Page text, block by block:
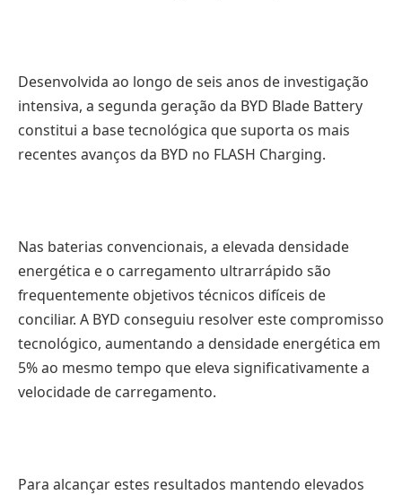
Desenvolvida ao longo de seis anos de investigação
intensiva, a segunda geração da BYD Blade Battery
constitui a base tecnológica que suporta os mais
recentes avanços da BYD no FLASH Charging.
Nas baterias convencionais, a elevada densidade
energética e o carregamento ultrarrápido são
frequentemente objetivos técnicos difíceis de
conciliar. A BYD conseguiu resolver este compromisso
tecnológico, aumentando a densidade energética em
5% ao mesmo tempo que eleva significativamente a
velocidade de carregamento.
Para alcançar estes resultados mantendo elevados